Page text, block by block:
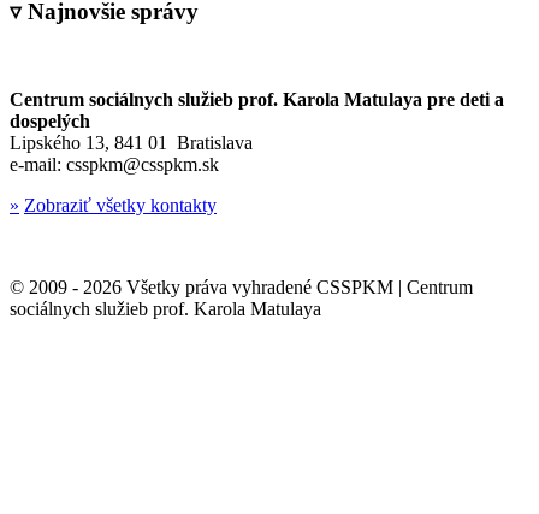
▿ Najnovšie správy
Centrum sociálnych služieb prof. Karola Matulaya pre deti a
dospelých
Lipského 13, 841 01 Bratislava
e-mail: csspkm@csspkm.sk
» Zobraziť všetky kontakty
© 2009 - 2026 Všetky práva vyhradené CSSPKM | Centrum
sociálnych služieb prof. Karola Matulaya